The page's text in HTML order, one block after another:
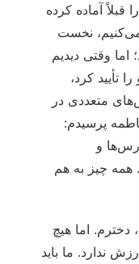
قبلاً آماده کرده
نخست
وقتی دیدیم
تأیید کرد،
متعددی در
پرسیدم:
و
همه چیز به هم
اما هیچ
ندارد. ما باید